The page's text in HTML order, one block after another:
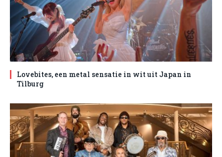
Lovebites, een metal sensatie in wit uit Japan in
Tilburg